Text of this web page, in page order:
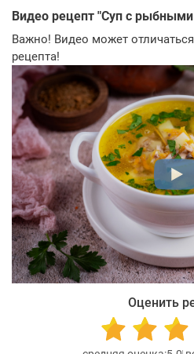
Видео рецепт "Суп с
Важно! Видео может
рецепта!
Оценить